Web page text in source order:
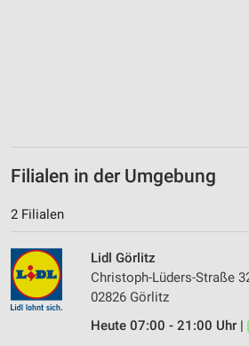
Filialen in der Umgebung
2 Filialen
Lidl Görlitz
Christoph-Lüders-Straße
02826 Görlitz
Heute 07:00 - 21:00 Uhr |